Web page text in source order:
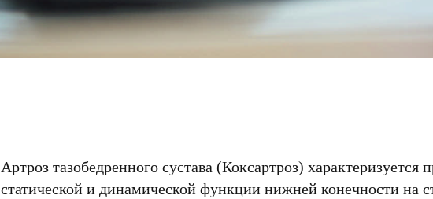
Артроз тазобедренного сустава (Коксартроз)
статической и динамической функции нижней конечности на